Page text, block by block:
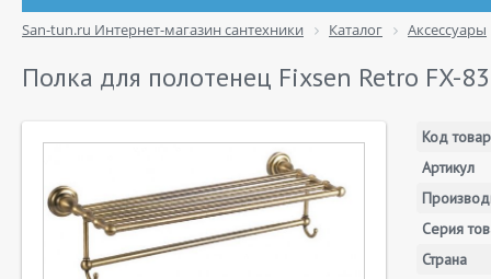
San-tun.ru Интернет-магазин сантехники Каталог Аксессуары
Полка для полотенец Fixsen Retro FX-
Код
Артикул
Серия
Страна